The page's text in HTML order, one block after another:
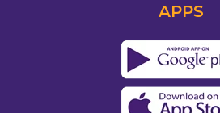
APPS